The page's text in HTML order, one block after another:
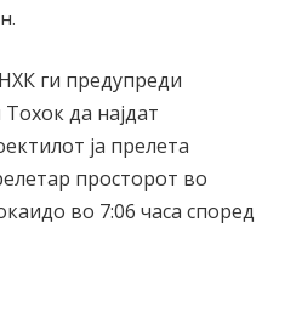
ги предупреди
да најдат
ја прелета
просторот во
во 7:06 часа според